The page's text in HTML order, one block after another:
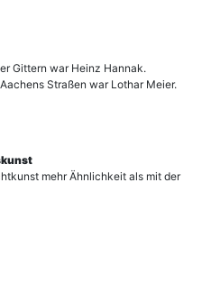
Gittern war Heinz Hannak.
Straßen war Lothar Meier.
mehr Ähnlichkeit als mit der